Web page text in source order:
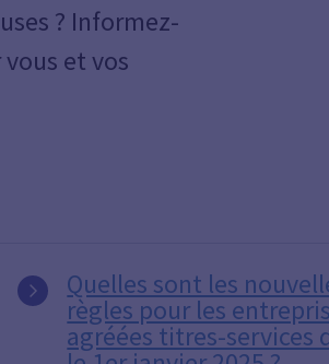
? Informez-
et vos
Quelles sont les
règles pour les
agréées titres-services